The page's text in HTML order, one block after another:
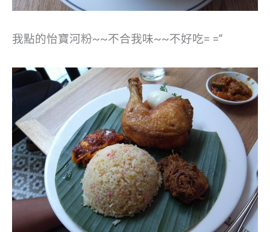
我點的怡寶河粉~~不合我味~~不好吃= =”